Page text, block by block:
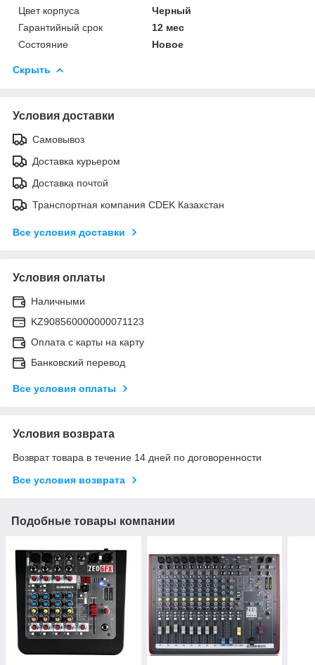
Цвет корпуса
Черный
Гарантийный срок
12 мес
Состояние
Новое
Скрыть
Условия доставки
Самовывоз
Доставка курьером
Доставка почтой
Транспортная компания CDEK Казахстан
Все условия доставки
Условия оплаты
Наличными
KZ908560000000071123
Оплата с карты на карту
Банковский перевод
Все условия оплаты
Условия возврата
Возврат товара в течение 14 дней по договоренности
Все условия возврата
Подобные товары компании